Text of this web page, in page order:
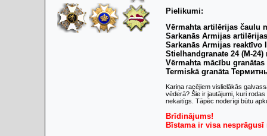
Pielikumi:
Vērmahta artilērijas čaulu
Sarkanās Armijas
Sarkanās Armijas reaktīvo
Stielhandgranate 24 (M-
Vērmahta mācību granātas
Termiskā granāta
Kariņa racējiem vislielākās
vēderā? Šie ir jautājumi, kuri
nekaitīgs. Tāpēc noderīgi būtu
Brīdinājums!
Bīstama ir visa